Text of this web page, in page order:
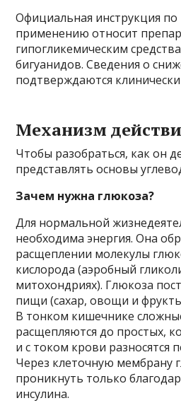
Официальная инструкция по
применению относит
гипогликемическим
бигуанидов. Сведения о
подтверждаются
Механизм
Чтобы разобраться, как он
представлять основы
Зачем нужна глюкоза?
Для нормальной
необходима энергия. Она
расщеплении молекулы
кислорода (аэробный
митохондриях). Глюкоза
пищи (сахар, овощи и
В тонком кишечнике
расщепляются до простых,
и с током крови разносятся
Через клеточную мембрану
проникнуть только
инсулина.